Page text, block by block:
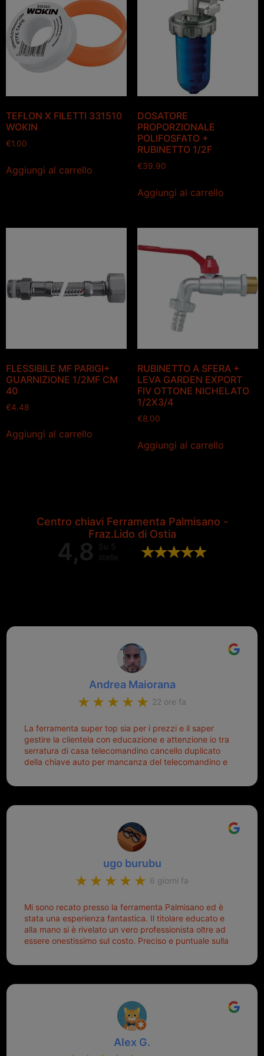
TEFLON X FILETTI 331510
WOKIN
€1.00
Aggiungi al carrello
DOSATORE
PROPORZIONALE
POLIFOSFATO +
RUBINETTO 1/2F
€39.90
Aggiungi al carrello
FLESSIBILE MF PARIGI+
GUARNIZIONE 1/2MF CM
40
€4.48
Aggiungi al carrello
RUBINETTO A SFERA +
LEVA GARDEN EXPORT
FIV OTTONE NICHELATO
1/2X3/4
€8.00
Aggiungi al carrello
Centro chiavi Ferramenta Palmisano -
Fraz.Lido di Ostia
4,8
Su 5
stelle
Andrea Maiorana
22 ore fa
La ferramenta super top sia per i prezzi e il saper
gestire la clientela con educazione e attenzione io tra
serratura di casa telecomandino cancello duplicato
della chiave auto per mancanza del telecomandino e
meglio ferramenta de ostia e poi il prorietario il signor
ugo burubu
6 giorni fa
Mi sono recato presso la ferramenta Palmisano ed è
stata una esperienza fantastica. Il titolare educato e
alla mano si è rivelato un vero professionista oltre ad
essere onestissimo sul costo. Preciso e puntuale sulla
Alex G.